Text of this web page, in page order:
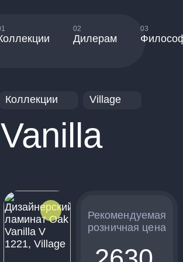
02
Дилерам
03
Коллекции Village
Рекомендуемая
розничная цена